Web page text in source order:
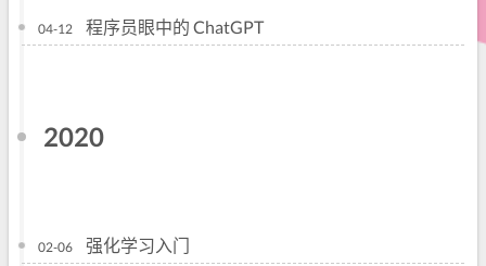
04-12 程序员眼中的 ChatGPT
2020
02-06 强化学习入门